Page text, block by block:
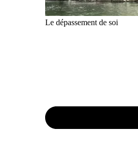
Le dépassement de soi